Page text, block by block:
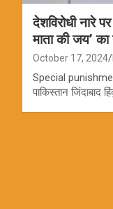
देशविरोधी नारे
माता की जय’ का
October 17, 2024
Special
पाकिस्तान जिंदाबाद